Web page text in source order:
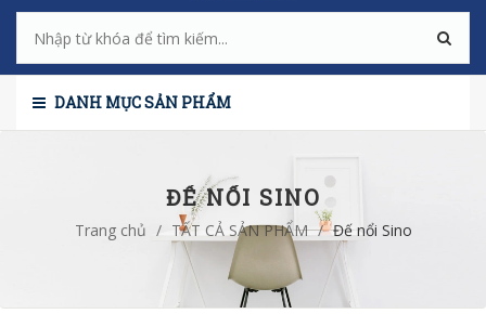
DANH MỤC SẢN PHẨM
ĐẾ NỔI SINO
Trang chủ / TẤT CẢ SẢN PHẨM / Đế nổi Sino